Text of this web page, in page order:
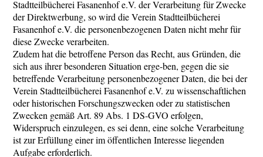
Stadtteilbücherei Fasanenhof e.V. der Verarbeitung für Zwecke
der Direktwerbung, so wird die Verein Stadtteilbücherei
Fasanenhof e.V. die personenbezogenen Daten nicht mehr für
diese Zwecke verarbeiten.
Zudem hat die betroffene Person das Recht, aus Gründen, die
sich aus ihrer besonderen Situation erge-ben, gegen die sie
betreffende Verarbeitung personenbezogener Daten, die bei der
Verein Stadtteilbücherei Fasanenhof e.V. zu wissenschaftlichen
oder historischen Forschungszwecken oder zu statistischen
Zwecken gemäß Art. 89 Abs. 1 DS-GVO erfolgen,
Widerspruch einzulegen, es sei denn, eine solche Verarbeitung
ist zur Erfüllung einer im öffentlichen Interesse liegenden
Aufgabe erforderlich.